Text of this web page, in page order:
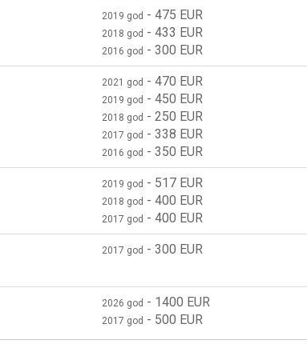
2019 god - 475 EUR
2018 god - 433 EUR
2016 god - 300 EUR
2021 god - 470 EUR
2019 god - 450 EUR
2018 god - 250 EUR
2017 god - 338 EUR
2016 god - 350 EUR
2019 god - 517 EUR
2018 god - 400 EUR
2017 god - 400 EUR
2017 god - 300 EUR
2026 god - 1400 EUR
2017 god - 500 EUR